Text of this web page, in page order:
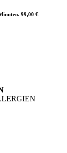
99,00 €